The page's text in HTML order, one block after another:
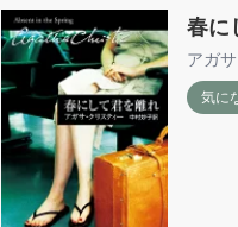
春に
アガ
気に